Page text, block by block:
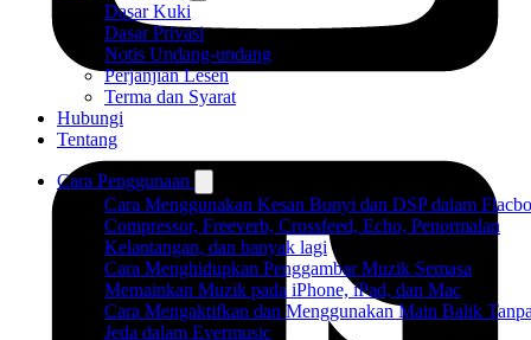
Dasar Kuki
Dasar Privasi
Notis Undang-undang
Perjanjian Lesen
Terma dan Syarat
Hubungi
Tentang
Cara Penggunaan
Cara Menggunakan Kesan Bunyi dan DSP dalam
Compressor, Freeverb, Crossfeed, Echo, Penormalan
Kelantangan, dan banyak lagi
Cara Menghidupkan Penggambar Muzik Semasa
Memainkan Muzik pada iPhone, iPad, dan Mac
Cara Mengaktifkan dan Menggunakan Main Balik
Jeda dalam Evermusic